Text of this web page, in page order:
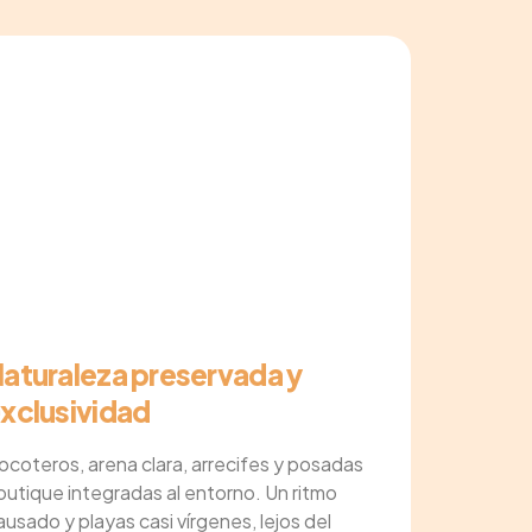
preservada y
arena clara, arrecifes y posadas
integradas al entorno. Un ritmo
y playas casi vírgenes, lejos del